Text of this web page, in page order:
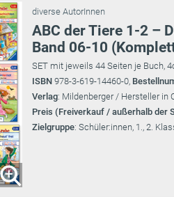
diverse AutorInnen
ABC der Tiere 1-2 –
Band 06-10
SET mit jeweils 44 Seiten je Buch,
ISBN 978-3-619-14460-0,
Verlag: Mildenberger / Hersteller in
Preis (Freiverkauf / außerhalb der
Zielgruppe: Schüler:innen, 1., 2.